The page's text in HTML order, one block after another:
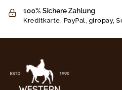
100% Sichere Zahlung
Kreditkarte, PayPal, giropay,